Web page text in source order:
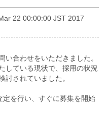
22 00:00:00 JST 2017
合わせをいただきました。
している現状で、採用の状況
討されていました。
を行い、すぐに募集を開始